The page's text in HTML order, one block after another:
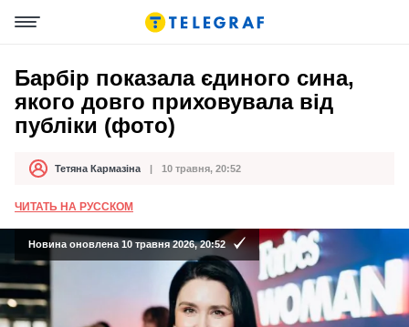
Барбір показала єдиного сина,
якого довго приховувала від
публіки (фото)
АвторТетяна Кармазіна
Дата публікації 10 травня, 20:52
ЧИТАТЬ НА РУССКОМ
Новина оновлена 10 травня 2026, 20:52